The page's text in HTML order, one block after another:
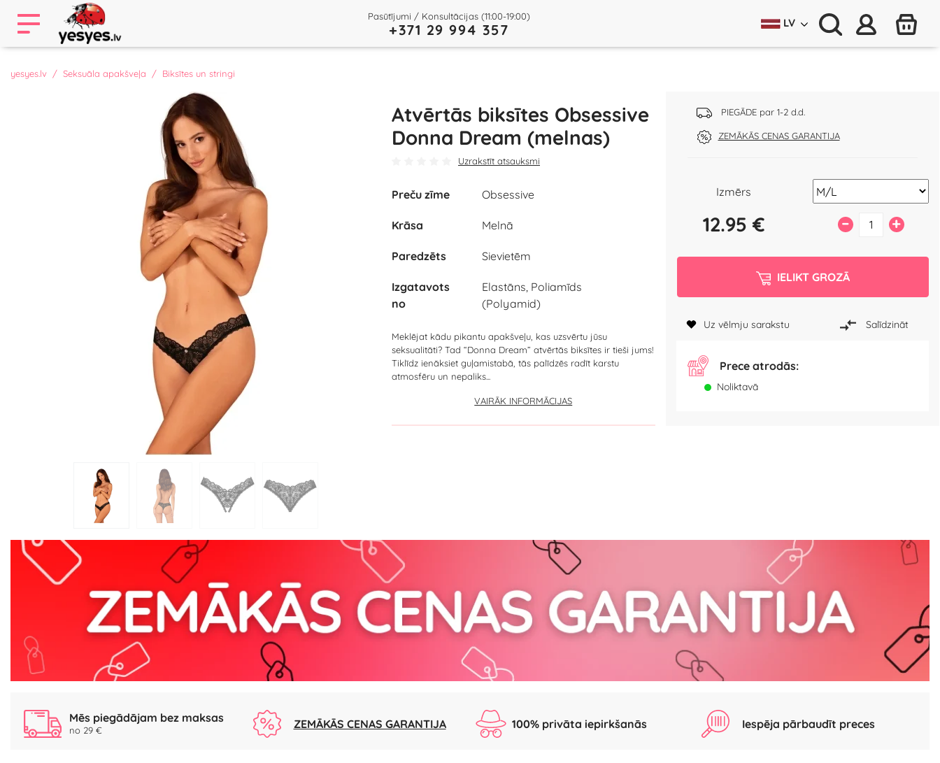
Pasūtījumi / Konsultācijas (11:00-19:00)
+371 29 994 357 LV
yesyes.lv Seksuāla apakšveļa Biksītes un stringi
Atvērtās biksītes Obsessive
Donna Dream (melnas)
Uzrakstīt atsauksmi
PIEGĀDE par 1-2 d.d.
ZEMĀKĀS CENAS GARANTIJA
Preču zīme Obsessive
Krāsa Melnā
Paredzēts Sievietēm
Izgatavots
no
Elastāns, Poliamīds
(Polyamid)
Meklējat kādu pikantu apakšveļu, kas uzsvērtu jūsu
seksualitāti? Tad “Donna Dream” atvērtās biksītes ir tieši jums!
Tiklīdz ienāksiet guļamistabā, tās palīdzēs radīt karstu
atmosfēru un nepaliks...
VAIRĀK INFORMĀCIJAS
Izmērs
12.95 € – +
IELIKT GROZĀ
Uz vēlmju sarakstu Salīdzināt
Prece atrodās:
Noliktavā
Mēs piegādājam bez maksas
no 29 € ZEMĀKĀS CENAS GARANTIJA 100% privāta iepirkšanās Iespēja pārbaudīt preces